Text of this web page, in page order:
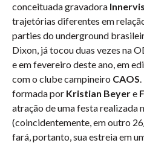
conceituada gravadora
trajetórias diferentes em
parties do underground
Dixon, já tocou duas vezes na
e em fevereiro deste ano, em
com o clube campineiro CAOS
formada por Kristian Beyere
atração de uma festa realizada
(coincidentemente, em outro
fará, portanto, sua estreia em